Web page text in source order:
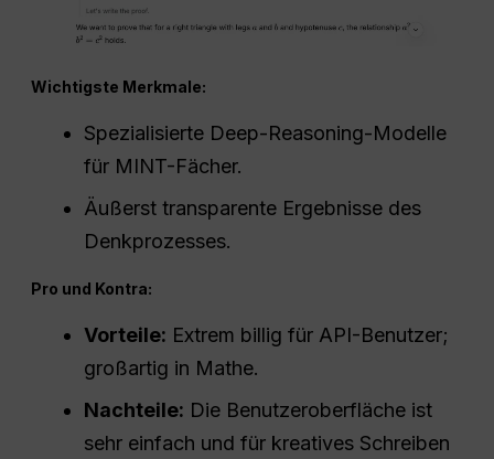
Wichtigste Merkmale:
Spezialisierte Deep-Reasoning-Modelle
für MINT-Fächer.
Äußerst transparente Ergebnisse des
Denkprozesses.
Pro und Kontra:
Vorteile: Extrem billig für API-Benutzer;
großartig in Mathe.
Nachteile: Die Benutzeroberfläche ist
sehr einfach und für kreatives Schreiben